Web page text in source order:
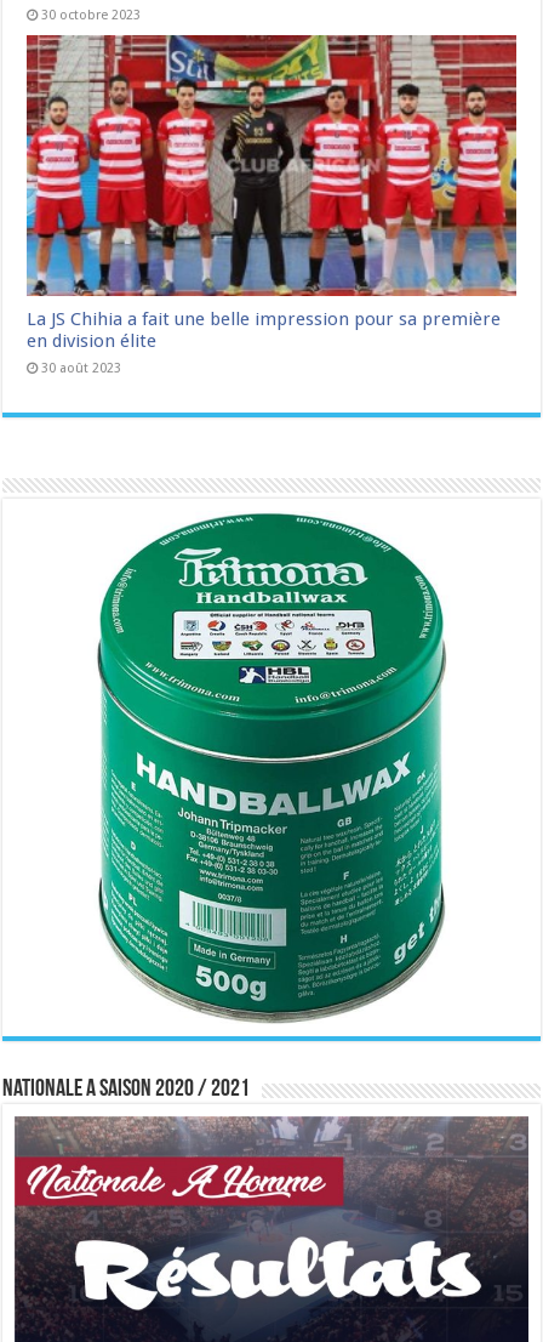
30 octobre 2023
La JS Chihia a fait une belle impression pour sa première
en division élite
30 août 2023
Nationale A saison 2020 / 2021